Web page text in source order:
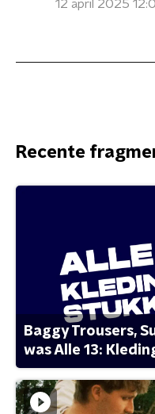
12 april 2025
Recente
Baggy Trousers,
was Alle 13: